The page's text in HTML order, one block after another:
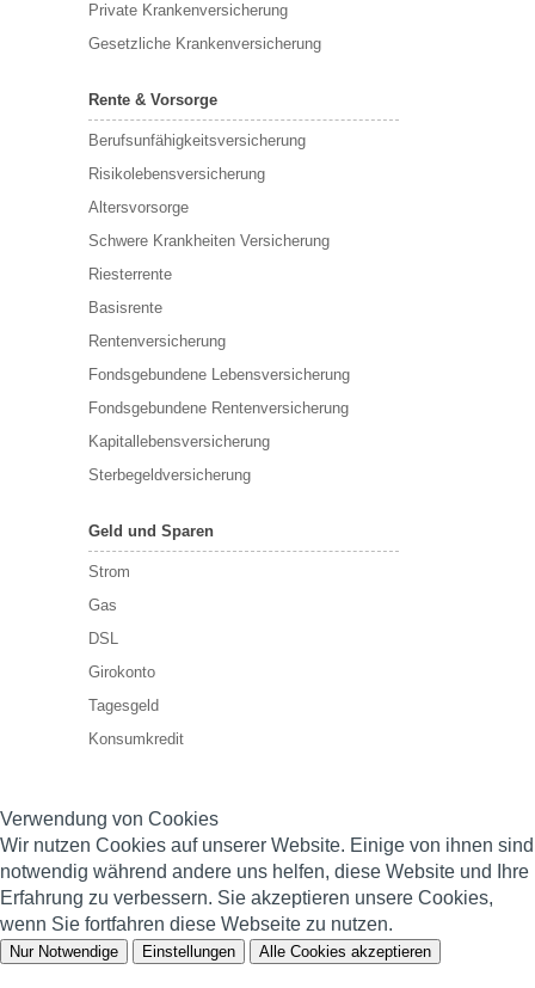
Private Krankenversicherung
Gesetzliche Krankenversicherung
Rente & Vorsorge
Berufs­unfähigkeitsversicherung
Risikolebensversicherung
Altersvorsorge
Schwere Krankheiten Versicherung
Riesterrente
Basisrente
Rentenversicherung
Fondsgebundene Lebensversicherung
Fondsgebundene Rentenversicherung
Kapitallebensversicherung
Sterbegeldversicherung
Geld und Sparen
Strom
Gas
DSL
Girokonto
Tagesgeld
Konsumkredit
Verwendung von Cookies
Wir nutzen Cookies auf unserer Website. Einige von ihnen sind
notwendig während andere uns helfen, diese Website und Ihre
Erfahrung zu verbessern. Sie akzeptieren unsere Cookies,
wenn Sie fortfahren diese Webseite zu nutzen.
Nur Notwendige Einstellungen Alle Cookies akzeptieren